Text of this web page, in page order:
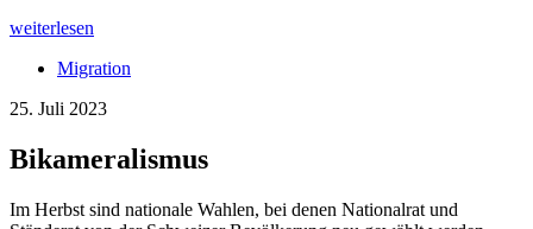
weiterlesen
Migration
25. Juli 2023
Bikameralismus
Im Herbst sind nationale Wahlen, bei denen Nationalrat und